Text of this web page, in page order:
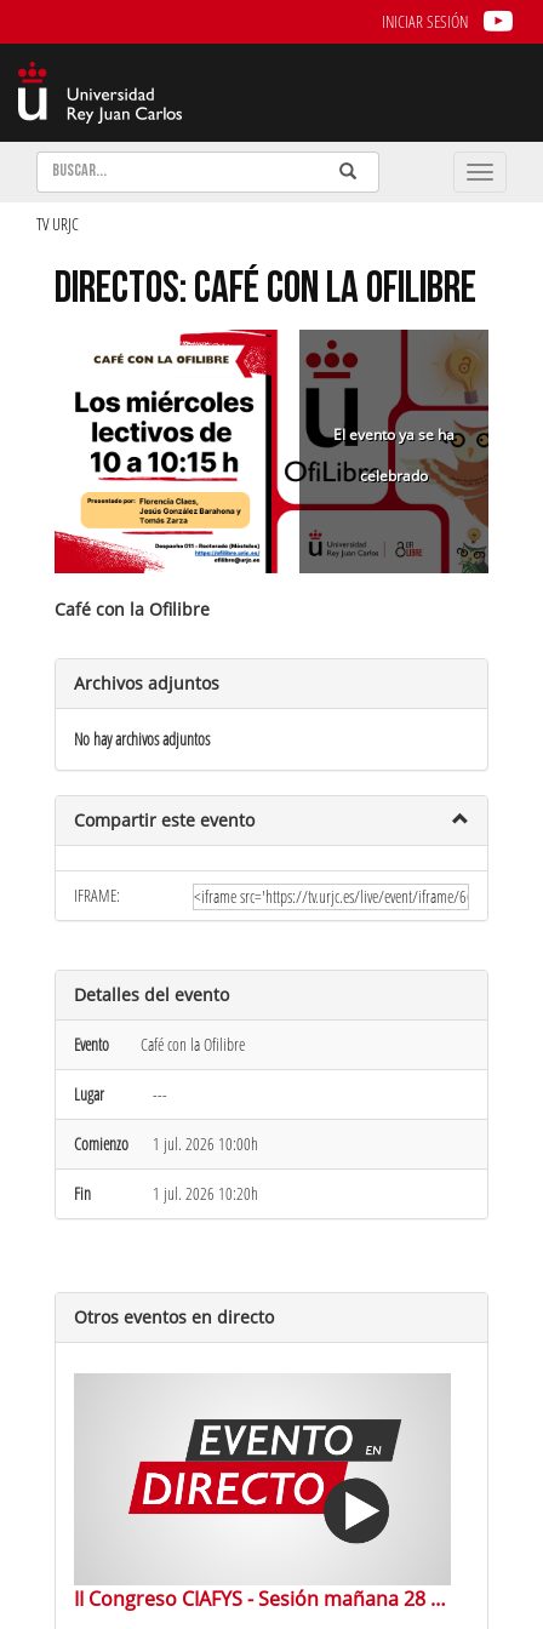
INICIAR SESIÓN
Buscar Enviar
Buscar
Toggle
TV URJC
DIRECTOS: CAFÉ CON LA OFILIBRE
El evento ya se ha
celebrado
Café con la Ofilibre
Archivos adjuntos
No hay archivos adjuntos
Compartir este evento
IFRAME:
Detalles del evento
Evento Café con la Ofilibre
Lugar ---
Comienzo 1 jul. 2026 10:00h
Fin 1 jul. 2026 10:20h
Otros eventos en directo
II Congreso CIAFYS - Sesión mañana 28 Septiembre